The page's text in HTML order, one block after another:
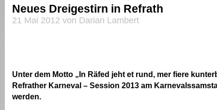
Neues Dreigestirn in Refrath
21 Mai 2012 von Darian Lambert
Unter dem Motto „In Räfed jeht et rund, mer fiere
Refrather Karneval – Session 2013 am
werden.